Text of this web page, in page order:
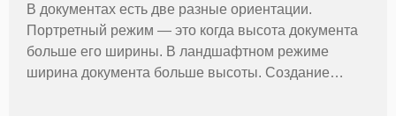
В документах есть две разные ориентации.
Портретный режим — это когда высота документа
больше его ширины. В ландшафтном режиме
ширина документа больше высоты. Создание